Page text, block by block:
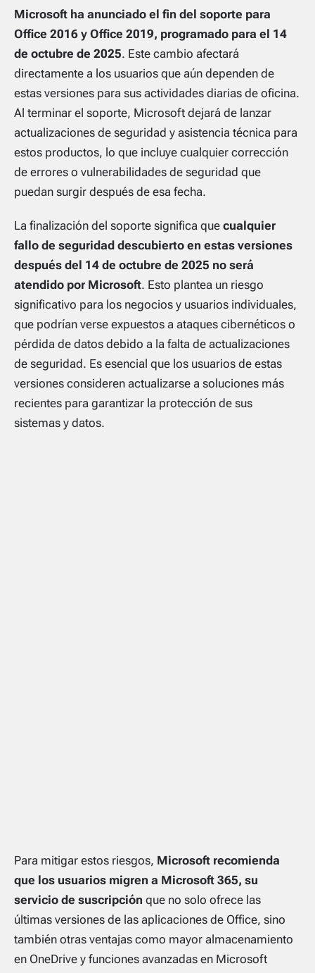
Microsoft ha anunciado el fin del soporte para
Office 2016 y Office 2019, programado para el 14
de octubre de 2025. Este cambio afectará
directamente a los usuarios que aún dependen de
estas versiones para sus actividades diarias de oficina.
Al terminar el soporte, Microsoft dejará de lanzar
actualizaciones de seguridad y asistencia técnica para
estos productos, lo que incluye cualquier corrección
de errores o vulnerabilidades de seguridad que
puedan surgir después de esa fecha.
La finalización del soporte significa que cualquier
fallo de seguridad descubierto en estas versiones
después del 14 de octubre de 2025 no será
atendido por Microsoft. Esto plantea un riesgo
significativo para los negocios y usuarios individuales,
que podrían verse expuestos a ataques cibernéticos o
pérdida de datos debido a la falta de actualizaciones
de seguridad. Es esencial que los usuarios de estas
versiones consideren actualizarse a soluciones más
recientes para garantizar la protección de sus
sistemas y datos.
Para mitigar estos riesgos, Microsoft recomienda
que los usuarios migren a Microsoft 365, su
servicio de suscripción que no solo ofrece las
últimas versiones de las aplicaciones de Office, sino
también otras ventajas como mayor almacenamiento
en OneDrive y funciones avanzadas en Microsoft